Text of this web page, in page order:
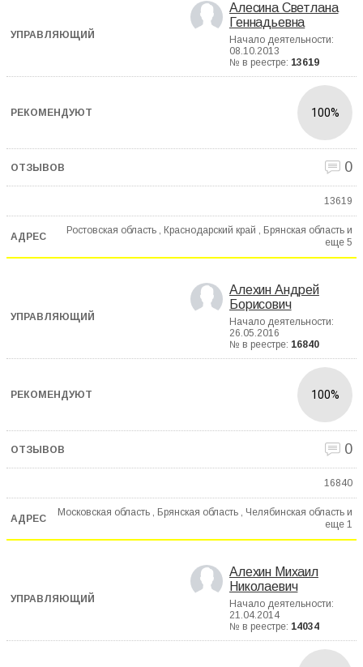
Алесина Светлана
Геннадьевна
Начало деятельности:
08.10.2013
№ в реестре: 13619
100%
0
13619
Ростовская область , Краснодарский край , Брянская область и
еще 5
Алехин Андрей
Борисович
Начало деятельности:
26.05.2016
№ в реестре: 16840
100%
0
16840
Московская область , Брянская область , Челябинская область и
еще 1
Алехин Михаил
Николаевич
Начало деятельности:
21.04.2014
№ в реестре: 14034